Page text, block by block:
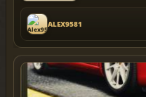
ALEX9581